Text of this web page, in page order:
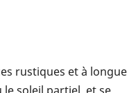
rustiques et à longue